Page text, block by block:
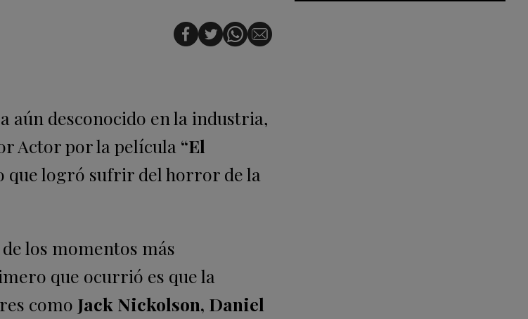
aún desconocido en la industria,
Actor por la película “El
que logró sufrir del horror de la
los momentos más
que ocurrió es que la
como Jack Nickolson, Daniel